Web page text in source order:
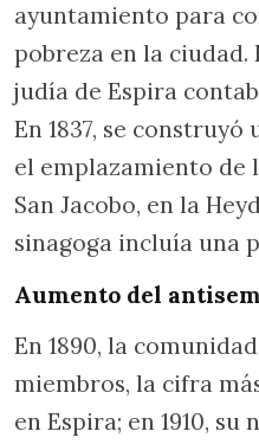
ayuntamiento para
pobreza en la ciudad.
judía de Espira
En 1837, se construyó
el emplazamiento de
San Jacobo, en la
sinagoga incluía una
Aumento del
En 1890, la
miembros, la cifra
en Espira; en 1910, su